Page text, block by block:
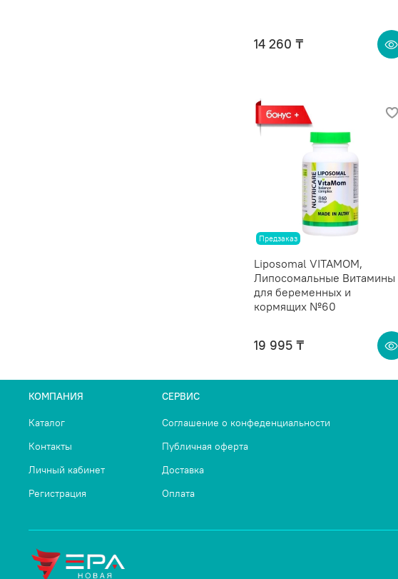
14 260 ₸
Предзаказ
Liposomal VITAMOM,
Липосомальные Витамины
для беременных и
кормящих №60
19 995 ₸
КОМПАНИЯ
Каталог
Контакты
Личный кабинет
Регистрация
СЕРВИС
Соглашение о конфеденциальности
Публичная оферта
Доставка
Оплата